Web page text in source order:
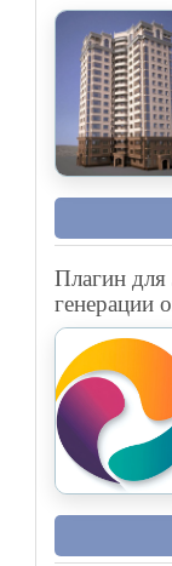
Плагин
генерации